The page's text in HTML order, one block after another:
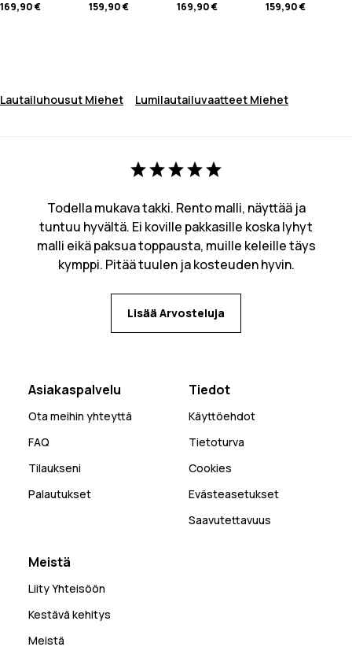
169,90 €
159,90 €
169,90 €
159,90 €
Lautailuhousut Miehet Lumilautailuvaatteet Miehet
Todella mukava takki. Rento malli, näyttää ja
tuntuu hyvältä. Ei koville pakkasille koska lyhyt
malli eikä paksua toppausta, muille keleille täys
kymppi. Pitää tuulen ja kosteuden hyvin.
Lisää Arvosteluja
Asiakaspalvelu
Ota meihin yhteyttä
FAQ
Tilaukseni
Palautukset
Tiedot
Käyttöehdot
Tietoturva
Cookies
Evästeasetukset
Saavutettavuus
Meistä
Liity Yhteisöön
Kestävä kehitys
Meistä